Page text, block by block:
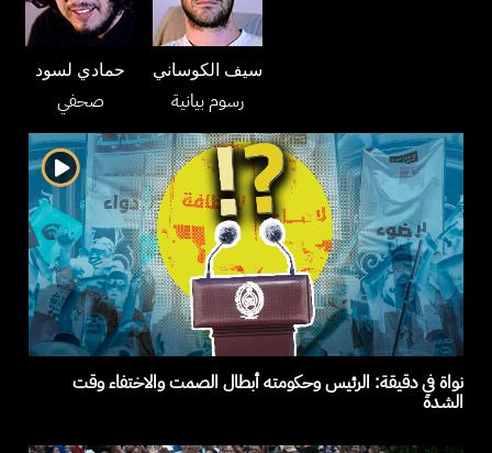
حمادي لسود
صحفي
سيف الكوساني
رسوم بيانية
نواة في دقيقة: الرئيس وحكومته أبطال الصمت والاختفاء وقت
الشدة